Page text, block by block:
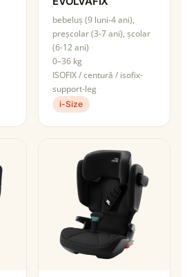
bebeluș (9 luni-4 ani),
preșcolar (3-7 ani), școlar
(6-12 ani)
0–36 kg
ISOFIX / centură / isofix-
support-leg
i-Size